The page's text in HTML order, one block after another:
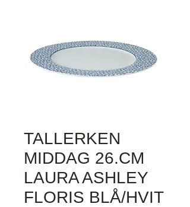
TALLERKEN
MIDDAG 26.CM
LAURA ASHLEY
FLORIS BLÅ/HVIT